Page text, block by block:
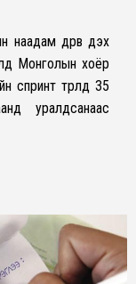
дөрөв дэх
Монголын хоёр
спринт төрөлд 35
уралдсанаас